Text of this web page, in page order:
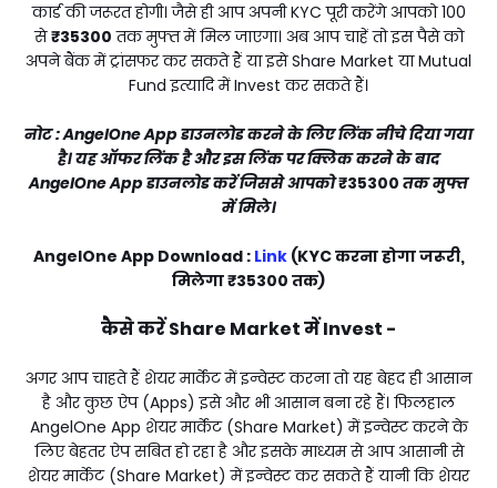
कार्ड की जरूरत होगी। जैसे ही आप अपनी KYC पूरी करेंगे आपको ₹100
से₹35300 तक मुफ्त में मिल जाएगा। अब आप चाहें तो इस पैसे को
अपने बैंक में ट्रांसफर कर सकते हैं या इसे Share Market या Mutual
Fund इत्यादि में Invest कर सकते हैं।
नोट : AngelOne App डाउनलोड करने के लिए लिंक नीचे दिया गया
है। यह ऑफर लिंक है और इस लिंक पर क्लिक करने के बाद
AngelOne App डाउनलोड करें जिससे आपको₹35300 तक मुफ्त
में मिले।
AngelOne App Download : Link(KYC करना होगा जरूरी,
मिलेगा₹35300 तक)
कैसे करें Share Market में Invest -
अगर आप चाहते हैं शेयर मार्केट में इन्वेस्ट करना तो यह बेहद ही आसान
है और कुछ ऐप (Apps) इसे और भी आसान बना रहे हैं। फिलहाल
AngelOne App शेयर मार्केट (Share Market) में इन्वेस्ट करने के
लिए बेहतर ऐप सबित हो रहा है और इसके माध्यम से आप आसानी से
शेयर मार्केट (Share Market) में इन्वेस्ट कर सकते हैं यानी कि शेयर